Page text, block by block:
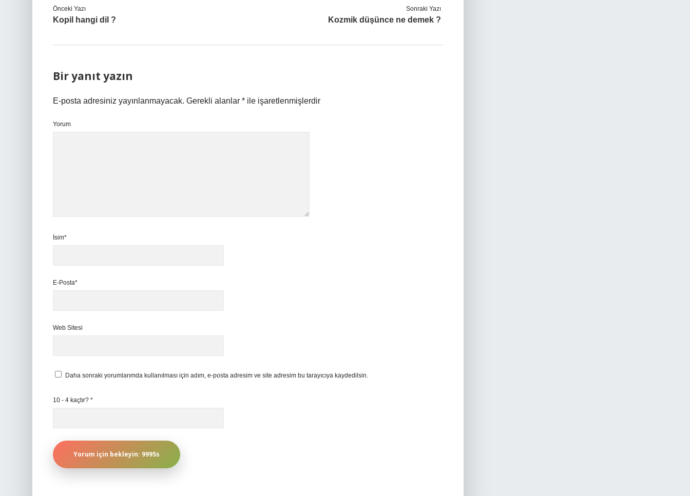
Önceki Yazı
Kopil hangi dil ?
Sonraki Yazı
Kozmik düşünce ne demek ?
Bir yanıt yazın
E-posta adresiniz yayınlanmayacak. Gerekli alanlar * ile işaretlenmişlerdir
Yorum
İsim*
E-Posta*
Web Sitesi
Daha sonraki yorumlarımda kullanılması için adım, e-posta adresim ve site adresim bu tarayıcıya kaydedilsin.
10 - 4 kaçtır? *